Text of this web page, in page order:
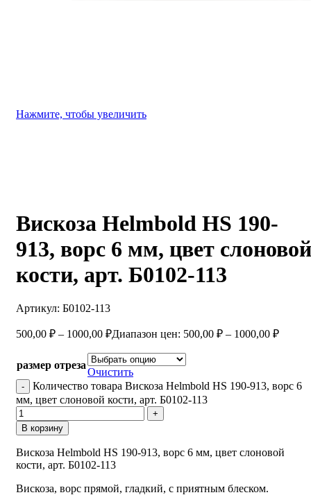
Нажмите, чтобы увеличить
Вискоза Helmbold HS 190-
913, ворс 6 мм, цвет слоновой
кости, арт. Б0102-113
Артикул: Б0102-113
500,00 ₽ – 1000,00 ₽Диапазон цен: 500,00 ₽ – 1000,00 ₽
размер отреза
Очистить
Количество товара Вискоза Helmbold HS 190-913, ворс 6
мм, цвет слоновой кости, арт. Б0102-113
В корзину
Вискоза Helmbold HS 190-913, ворс 6 мм, цвет слоновой
кости, арт. Б0102-113
Вискоза, ворс прямой, гладкий, с приятным блеском.